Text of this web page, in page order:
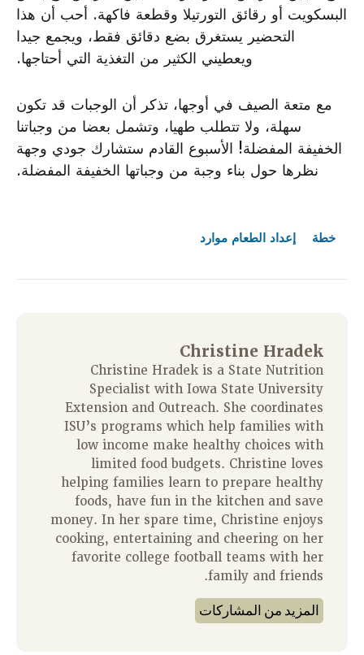
البسكويت أو رقائق التورتيلا وقطعة فاكهة. أحب أن هذا
التحضير يستغرق بضع دقائق فقط، ويجمع جيدا
ويعطيني الكثير من التغذية التي أحتاجها.
مع متعة الصيف في أوجها، تذكر أن الوجبات قد تكون
سهلة، ولا تتطلب طهيا، وتشمل بعضا من وجباتنا
الخفيفة المفضلة! الأسبوع القادم ستشارك جودي وجهة
نظرها حول بناء وجبة من وجباتها الخفيفة المفضلة.
خطة إعداد الطعام موارد
Christine Hradek
Christine Hradek is a State Nutrition
Specialist with Iowa State University
Extension and Outreach. She coordinates
ISU’s programs which help families with
low income make healthy choices with
limited food budgets. Christine loves
helping families learn to prepare healthy
foods, have fun in the kitchen and save
money. In her spare time, Christine enjoys
cooking, entertaining and cheering on her
favorite college football teams with her
family and friends.
المزيد من المشاركات